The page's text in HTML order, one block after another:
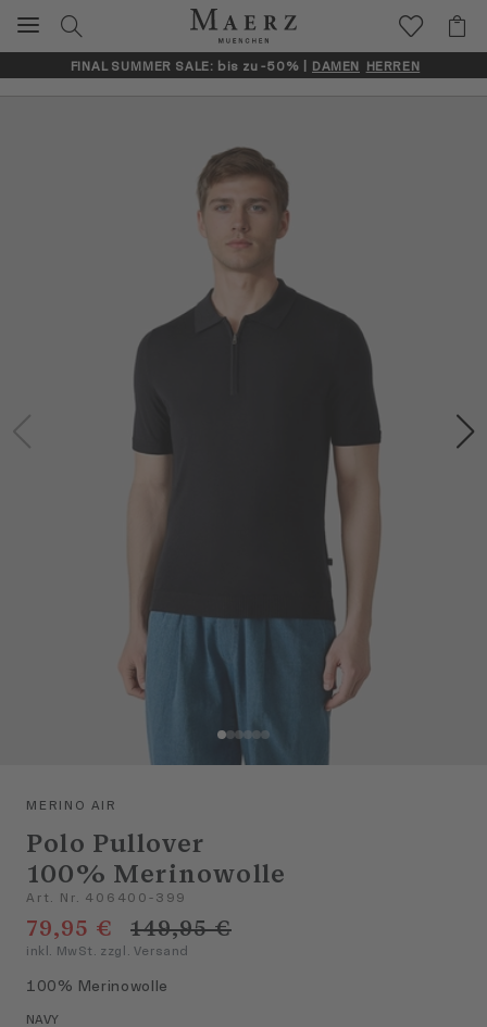
FINAL SUMMER SALE: bis zu -50% | DAMEN HERREN
Artikelbilder überspringen
MERINO AIR
Polo Pullover
100% Merinowolle
Art. Nr. 406400-399
79,95 € 149,95 €
inkl. MwSt. zzgl. Versand
100% Merinowolle
NAVY